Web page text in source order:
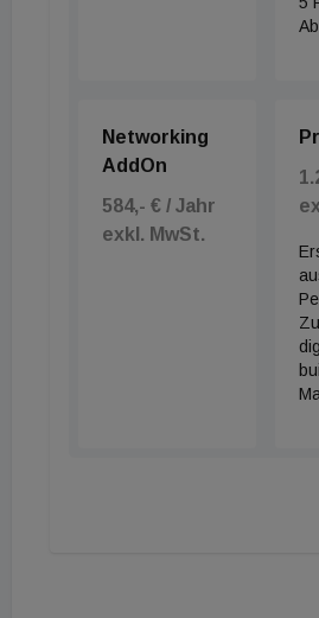
Erstellung digitaler
sicherzustellen.
Das Whitepaper finden Sie hier
Networking
AddOn
584,- € / Jahr
exkl. MwSt.